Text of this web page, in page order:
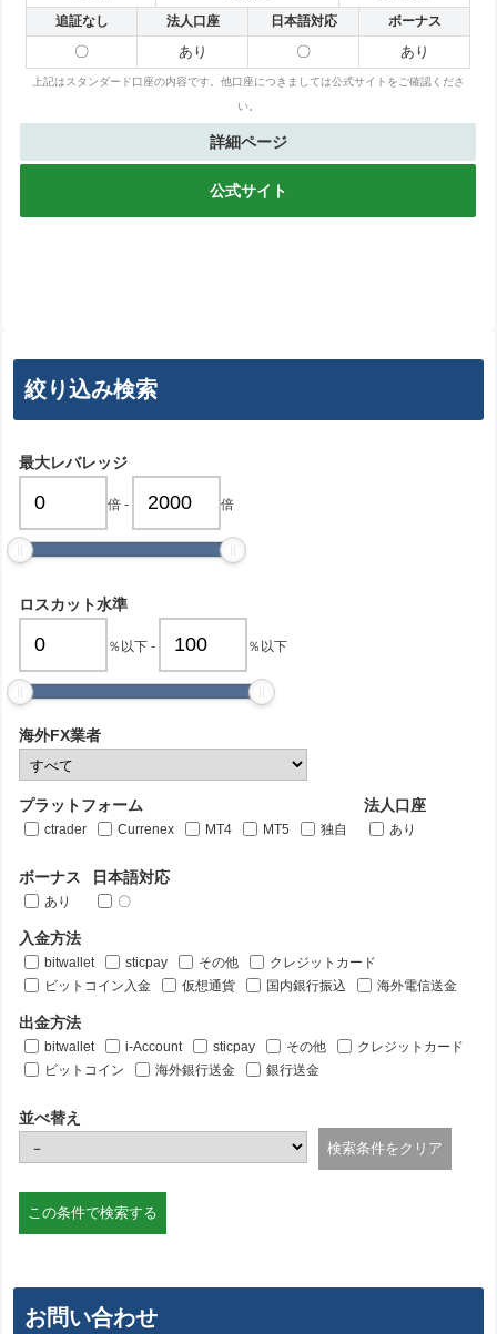
追証なし 法人口座 日本語対応 ボーナス
〇 あり 〇 あり
上記はスタンダード口座の内容です。他口座につきましては公式サイトをご確認くださ
い。
詳細ページ
公式サイト
絞り込み検索
最大レバレッジ
倍 - 倍
ロスカット水準
％以下 - ％以下
海外FX業者
プラットフォーム
ctrader Currenex MT4 MT5 独自
法人口座
あり
ボーナス
あり
日本語対応
〇
入金方法
bitwallet sticpay その他
クレジットカード
ビットコイン入金
仮想通貨 国内銀行振込 海外電信送金
出金方法
bitwallet i-Account sticpay その他
クレジットカード
ビットコイン
海外銀行送金 銀行送金
並べ替え
お問い合わせ